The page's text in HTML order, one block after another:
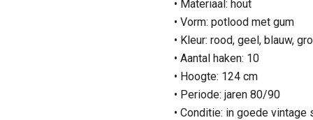
• Materiaal: hout
• Vorm: potlood met gum
• Kleur: rood, geel, blauw,
• Aantal haken: 10
• Hoogte: 124 cm
• Periode: jaren 80/90
• Conditie: in goede